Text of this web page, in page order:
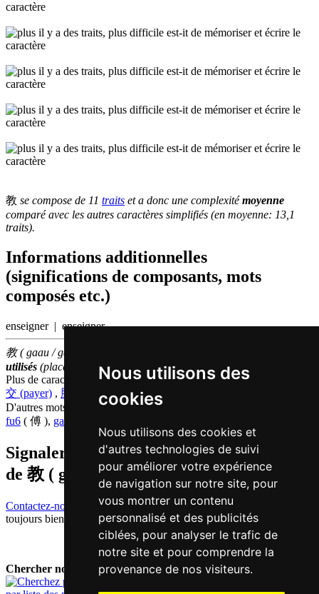
Nous utilisons des
cookies
Nous utilisons des cookies et
d'autres technologies de suivi
pour améliorer votre expérience
de navigation sur notre site, pour
vous montrer un contenu
personnalisé et des publicités
ciblées, pour analyser le trafic de
notre site et pour comprendre la
provenance de nos visiteurs.
教 se compose de 11 traits et a donc une complexitémoyenne
comparé avec les autres caractères simplifiés (en moyenne: 13,1
traits).
Informations additionnelles
(significations de composants, mots
composés etc.)
enseigner | enseigner
教 ( gaau / gaau1 ) fait partie des
utilisés (place parmi les caractères individuels )
Plus de caractères qui se prononcentgaau1 en chinois
交 (payer) , 胶 (colle), 教 (enseigner)
D'autres mots qui signifientenseigner en chinois
fu6 ( 傅 ), gaau1
Signaler traduction fausse ou manquante
de 教 ( gaau / gaau1 )
Contactez-nous!
Votre feedback et critique constructive seront
toujours bienvenus.
Chercher nouveau mot: